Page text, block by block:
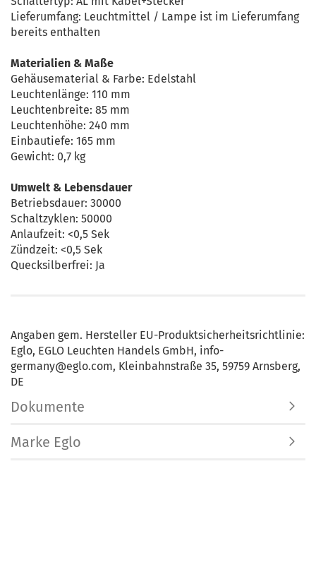
Lieferumfang: Leuchtmittel / Lampe ist im Lieferumfang
bereits enthalten
Materialien & Maße
Gehäusematerial & Farbe: Edelstahl
Leuchtenlänge: 110 mm
Leuchtenbreite: 85 mm
Leuchtenhöhe: 240 mm
Einbautiefe: 165 mm
Gewicht: 0,7 kg
Umwelt & Lebensdauer
Betriebsdauer: 30000
Schaltzyklen: 50000
Anlaufzeit: <0,5 Sek
Zündzeit: <0,5 Sek
Quecksilberfrei: Ja
Angaben gem. Hersteller EU-Produktsicherheitsrichtlinie:
Eglo, EGLO Leuchten Handels GmbH, info-
germany@eglo.com, Kleinbahnstraße 35, 59759 Arnsberg,
DE
Dokumente
Marke Eglo